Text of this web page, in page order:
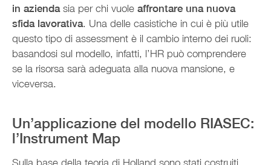
in aziendasia per chi vuole affrontare una nuova
sfida lavorativa. Una delle casistiche in cui è più utile
questo tipo di assessment è il cambio interno dei ruoli:
basandosi sul modello, infatti, l’HR può comprendere
se la risorsa sarà adeguata alla nuova mansione, e
viceversa.
Un’applicazione del modello RIASEC:
l’Instrument Map
Sulla base della teoria di Holland sono stati costruiti